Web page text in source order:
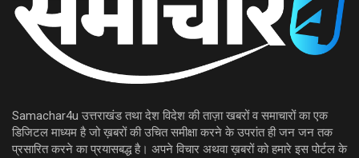
Samachar4u उत्तराखंड तथा देश विदेश की ताज़ा खबरों व समाचारों का एक
डिजिटल माध्यम है जो ख़बरों की उचित समीक्षा करने के उपरांत ही जन जन तक
प्रसारित करने का प्रयासबद्ध है। अपने विचार अथवा ख़बरों को हमारे इस पोर्टल के